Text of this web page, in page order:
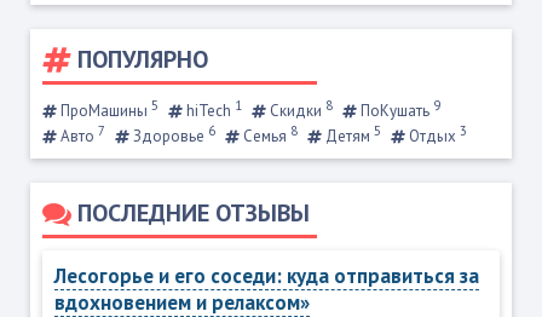
ПОПУЛЯРНО
ПроМашины 5 hiTech 1 Скидки 8 ПоКушать 9
Авто 7 Здоровье 6 Семья 8 Детям 5 Отдых 3
ПОСЛЕДНИЕ ОТЗЫВЫ
Лесогорье и его соседи: куда отправиться за
вдохновением и релаксом»